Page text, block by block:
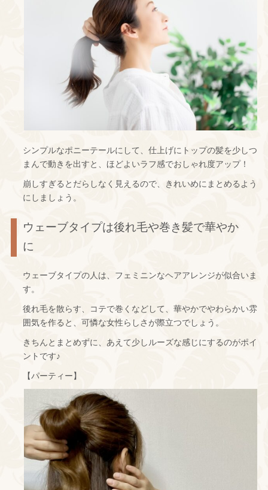
シンプルなポニーテールにして、仕上げにトップの髪を少しつ
まんで動きを出すと、ほどよいラフ感でおしゃれ度アップ！
崩しすぎるとだらしなく見えるので、きれいめにまとめるよう
にしましょう。
ウェーブタイプは後れ毛や巻き髪で華やか
に
ウェーブタイプの人は、フェミニンなヘアアレンジが似合いま
す。
後れ毛を散らす、コテで巻くなどして、華やかでやわらかい雰
囲気を作ると、可憐な女性らしさが際立つでしょう。
きちんとまとめずに、あえて少しルーズな感じにするのがポイ
ントです♪
【パーティー】